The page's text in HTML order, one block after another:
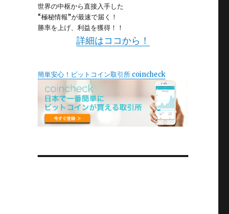
世界の中枢から直接入手した
“極秘情報”が最速で届く！
勝率を上げ、利益を獲得！！
詳細はココから！
簡単安心！ビットコイン取引所 coincheck